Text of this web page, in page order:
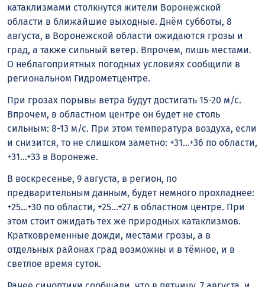
катаклизмами столкнутся жители Воронежской
области в ближайшие выходные. Днём субботы, 8
августа, в Воронежской области ожидаются грозы и
град, а также сильный ветер. Впрочем, лишь местами.
О неблагоприятных погодных условиях сообщили в
региональном Гидрометцентре.
При грозах порывы ветра будут достигать 15-20 м/с.
Впрочем, в областном центре он будет не столь
сильным: 8-13 м/с. При этом температура воздуха, если
и снизится, то не слишком заметно: +31…+36 по области,
+31…+33 в Воронеже.
В воскресенье, 9 августа, в регион, по
предварительным данным, будет немного прохладнее:
+25…+30 по области, +25…+27 в областном центре. При
этом стоит ожидать тех же природных катаклизмов.
Кратковременные дожди, местами грозы, а в
отдельных районах град возможны и в тёмное, и в
светлое время суток.